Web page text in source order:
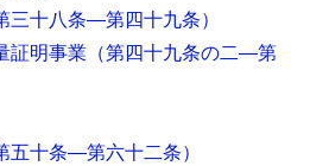
三十八条―第四十九条）
明事業 （第四十九条の二―第
五十条―第六十二条）